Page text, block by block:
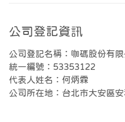
公司登記資訊
公司登記名稱：咖碼股份有限
統一編號：53353122
代表人姓名：何炳霖
公司所在地：台北市大安區